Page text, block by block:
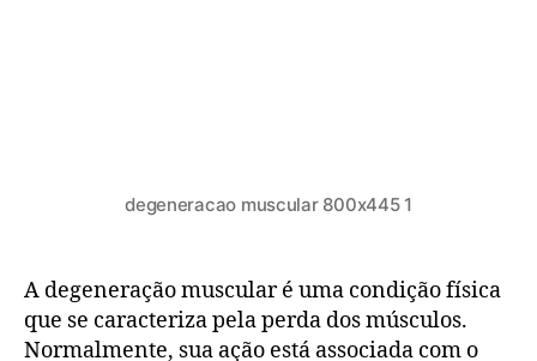
degeneracao muscular 800x445 1
A degeneração muscular é uma condição física
que se caracteriza pela perda dos músculos.
Normalmente, sua ação está associada com o